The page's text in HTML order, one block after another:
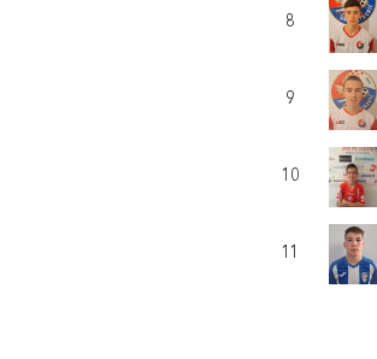
8
9
10
11